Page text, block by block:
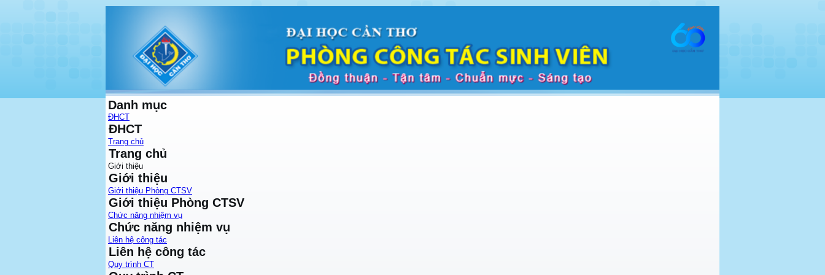
Danh mục
ĐHCT
ĐHCT
Trang chủ
Trang chủ
Giới thiệu
Giới thiệu
Giới thiệu Phòng CTSV
Giới thiệu Phòng CTSV
Chức năng nhiệm vụ
Chức năng nhiệm vụ
Liên hệ công tác
Liên hệ công tác
Quy trình CT